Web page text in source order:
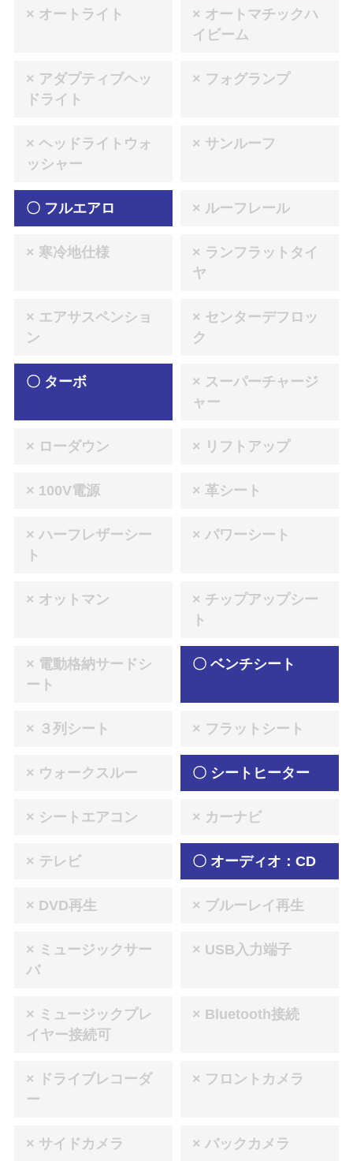
× オートライト
× オートマチックハ
イビーム
× アダプティブヘッ
ドライト
× フォグランプ
× ヘッドライトウォ
ッシャー
× サンルーフ
〇 フルエアロ × ルーフレール
× 寒冷地仕様
× ランフラットタイ
ヤ
× エアサスペンショ
ン
× センターデフロッ
ク
〇 ターボ
× スーパーチャージ
ャー
× ローダウン × リフトアップ
× 100V電源 × 革シート
× ハーフレザーシー
ト
× パワーシート
× オットマン
× チップアップシー
ト
× 電動格納サードシ
ート
〇 ベンチシート
× ３列シート × フラットシート
× ウォークスルー 〇 シートヒーター
× シートエアコン × カーナビ
× テレビ 〇 オーディオ：CD
× DVD再生 × ブルーレイ再生
× ミュージックサー
バ
× USB入力端子
× ミュージックプレ
イヤー接続可
× Bluetooth接続
× ドライブレコーダ
ー
× フロントカメラ
× サイドカメラ × バックカメラ